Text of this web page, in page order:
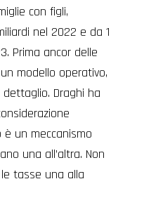
con figli,
nel 2022 e da 1
Prima ancor delle
modello operativo,
Draghi ha
è un meccanismo
una all’altra. Non
tasse una alla